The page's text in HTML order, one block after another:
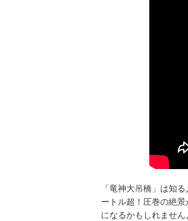
「竜神大吊橋」は知
ートル超！圧巻の絶
になるかもしれません